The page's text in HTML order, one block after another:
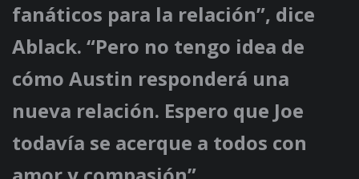
fanáticos para la relación”, dice
Ablack. “Pero no tengo idea de
cómo Austin responderá una
nueva relación. Espero que Joe
todavía se acerque a todos con